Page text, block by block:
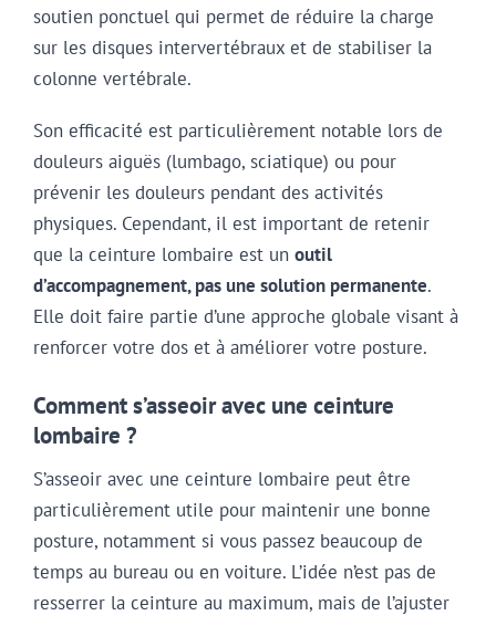
soutien ponctuel qui permet de réduire la charge
sur les disques intervertébraux et de stabiliser la
colonne vertébrale.
Son efficacité est particulièrement notable lors de
douleurs aiguës (lumbago, sciatique) ou pour
prévenir les douleurs pendant des activités
physiques. Cependant, il est important de retenir
que la ceinture lombaire est un outil
d’accompagnement, pas une solution permanente.
Elle doit faire partie d’une approche globale visant à
renforcer votre dos et à améliorer votre posture.
Comment s’asseoir avec une ceinture
lombaire ?
S’asseoir avec une ceinture lombaire peut être
particulièrement utile pour maintenir une bonne
posture, notamment si vous passez beaucoup de
temps au bureau ou en voiture. L’idée n’est pas de
resserrer la ceinture au maximum, mais de l’ajuster